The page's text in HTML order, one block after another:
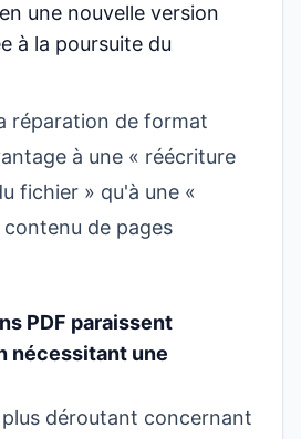
une nouvelle version
à la poursuite du
réparation de format
à une « réécriture
fichier » qu'à une «
de pages
PDF paraissent
nécessitant une
déroutant concernant